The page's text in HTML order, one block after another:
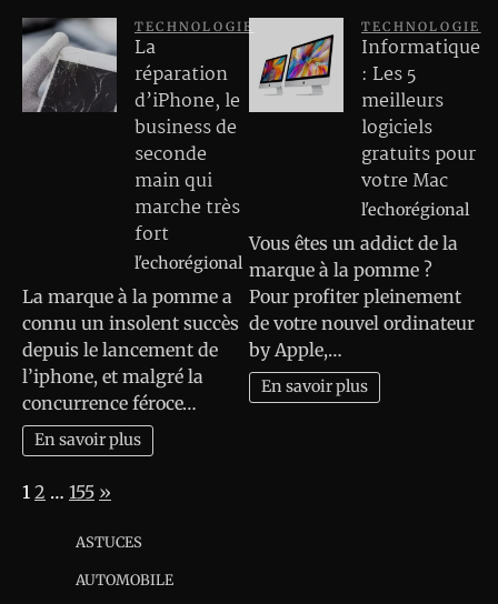
TECHNOLOGIE
La
réparation
d’iPhone, le
business de
seconde
main qui
marche très
fort
l'echorégional
La marque à la pomme a
connu un insolent succès
depuis le lancement de
l’iphone, et malgré la
concurrence féroce…
En savoir plus
TECHNOLOGIE
Informatique
: Les 5
meilleurs
logiciels
gratuits pour
votre Mac
l'echorégional
Vous êtes un addict de la
marque à la pomme ?
Pour profiter pleinement
de votre nouvel ordinateur
by Apple,…
En savoir plus
Page:
1 2 … 155 Next
»
ASTUCES
AUTOMOBILE